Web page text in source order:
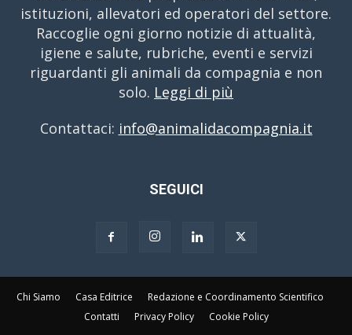
istituzioni, allevatori ed operatori del settore.
Raccoglie ogni giorno notizie di attualità,
igiene e salute, rubriche, eventi e servizi
riguardanti gli animali da compagnia e non
solo. Leggi di più
Contattaci: info@animalidacompagnia.it
SEGUICI
Chi Siamo Casa Editrice
Redazione e Coordinamento Scientifico
Contatti
Privacy Policy Cookie Policy